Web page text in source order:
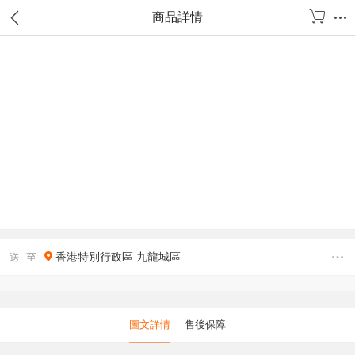
商品詳情
送 至 香港特別行政區 九龍城區
圖文詳情 售後保障